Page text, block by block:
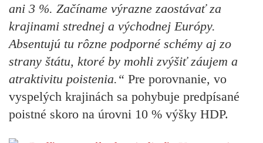
ani 3 %. Začíname výrazne zaostávať za
krajinami strednej a východnej Európy.
Absentujú tu rôzne podporné schémy aj zo
strany štátu, ktoré by mohli zvýšiť záujem a
atraktivitu poistenia.“ Pre porovnanie, vo
vyspelých krajinách sa pohybuje predpísané
poistné skoro na úrovni 10 % výšky HDP.